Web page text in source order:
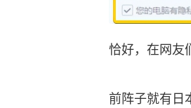
恰好，在网友
前阵子就有日